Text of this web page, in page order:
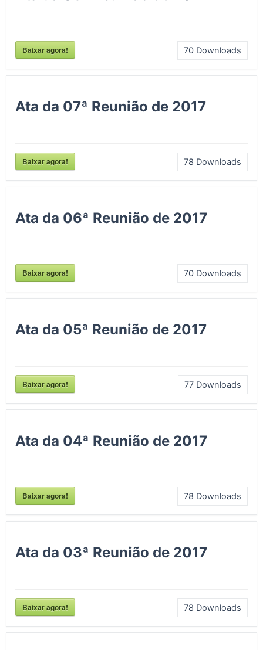
Baixar agora! 70 Downloads
Ata da 07ª Reunião de 2017
Baixar agora! 78 Downloads
Ata da 06ª Reunião de 2017
Baixar agora! 70 Downloads
Ata da 05ª Reunião de 2017
Baixar agora! 77 Downloads
Ata da 04ª Reunião de 2017
Baixar agora! 78 Downloads
Ata da 03ª Reunião de 2017
Baixar agora! 78 Downloads